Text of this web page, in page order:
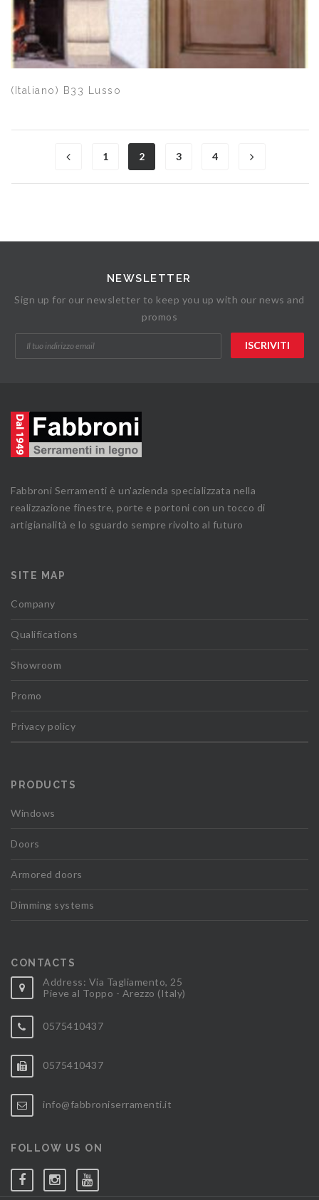
(Italiano) B33 Lusso
1 2 3 4
NEWSLETTER
Sign up for our newsletter to keep you up with our news and
promos
Fabbroni Serramenti è un'azienda specializzata nella
realizzazione finestre, porte e portoni con un tocco di
artigianalità e lo sguardo sempre rivolto al futuro
SITE MAP
Company
Qualifications
Showroom
Promo
Privacy policy
PRODUCTS
Windows
Doors
Armored doors
Dimming systems
CONTACTS
Address: Via Tagliamento, 25
Pieve al Toppo - Arezzo (Italy)
0575410437
0575410437
info@fabbroniserramenti.it
FOLLOW US ON